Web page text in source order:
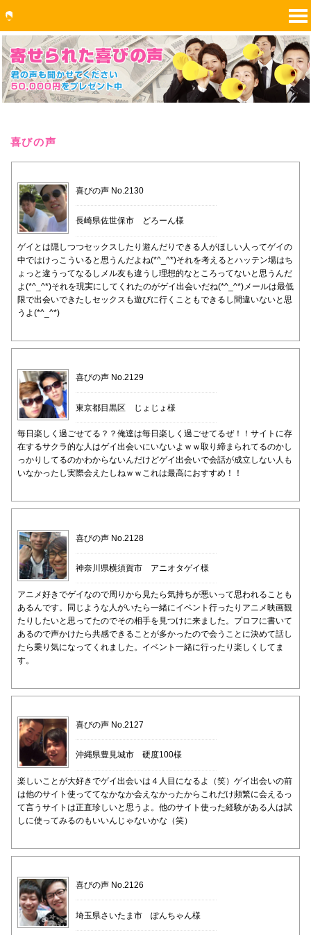
喜びの声
喜びの声 No.2130
長崎県佐世保市 どろーん様
ゲイとは隠しつつセックスしたり遊んだりできる人がほしい人ってゲイの
中ではけっこういると思うんだよね(*^_^*)それを考えるとハッテン場はち
ょっと違うってなるしメル友も違うし理想的なところってないと思うんだ
よ(*^_^*)それを現実にしてくれたのがゲイ出会いだね(*^_^*)メールは最低
限で出会いできたしセックスも遊びに行くこともできるし間違いないと思
うよ(*^_^*)
喜びの声 No.2129
東京都目黒区 じょじょ様
毎日楽しく過ごせてる？？俺達は毎日楽しく過ごせてるぜ！！サイトに存
在するサクラ的な人はゲイ出会いにいないよｗｗ取り締まられてるのかし
っかりしてるのかわからないんだけどゲイ出会いで会話が成立しない人も
いなかったし実際会えたしねｗｗこれは最高におすすめ！！
喜びの声 No.2128
神奈川県横須賀市 アニオタゲイ様
アニメ好きでゲイなので周りから見たら気持ちが悪いって思われることも
あるんです。同じような人がいたら一緒にイベント行ったりアニメ映画観
たりしたいと思ってたのでその相手を見つけに来ました。プロフに書いて
あるので声かけたら共感できることが多かったので会うことに決めて話し
たら乗り気になってくれました。イベント一緒に行ったり楽しくしてま
す。
喜びの声 No.2127
沖縄県豊見城市 硬度100様
楽しいことが大好きでゲイ出会いは４人目になるよ（笑）ゲイ出会いの前
は他のサイト使っててなかなか会えなかったからこれだけ頻繁に会えるっ
て言うサイトは正直珍しいと思うよ。他のサイト使った経験がある人は試
しに使ってみるのもいいんじゃないかな（笑）
喜びの声 No.2126
埼玉県さいたま市 ぽんちゃん様